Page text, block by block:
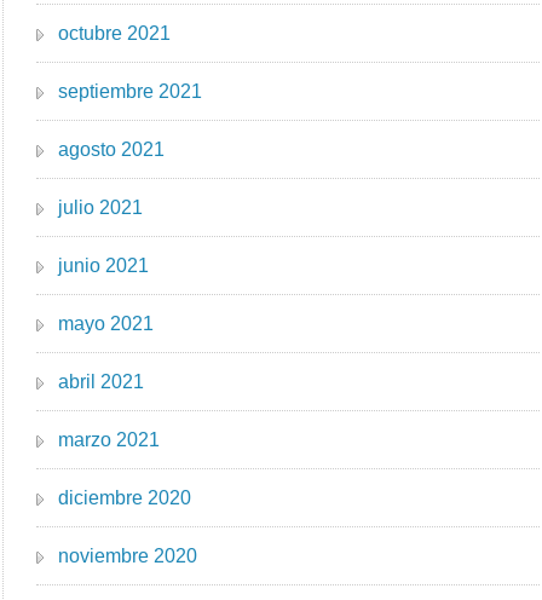
octubre 2021
septiembre 2021
agosto 2021
julio 2021
junio 2021
mayo 2021
abril 2021
marzo 2021
diciembre 2020
noviembre 2020